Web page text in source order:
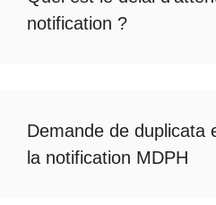
notification ?
Demande de duplicata
la notification MDPH